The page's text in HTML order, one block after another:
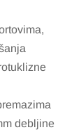
debljine